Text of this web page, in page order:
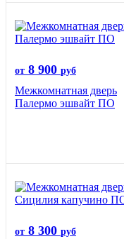
от 8 900 руб
Межкомнатная дверь
Палермо эшвайт ПО
от 8 300 руб